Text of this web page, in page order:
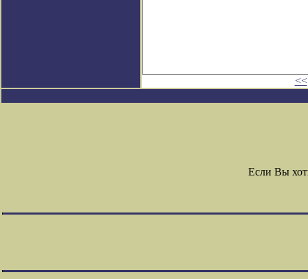
<<
Если Вы